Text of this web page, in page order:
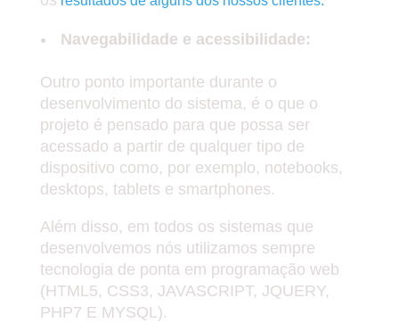
Navegabilidade e acessibilidade:
Outro ponto importante durante o
desenvolvimento do sistema, é o que o
projeto é pensado para que possa ser
acessado a partir de qualquer tipo de
dispositivo como, por exemplo, notebooks,
desktops, tablets e smartphones.
Além disso, em todos os sistemas que
desenvolvemos nós utilizamos sempre
tecnologia de ponta em programação web
(HTML5, CSS3, JAVASCRIPT, JQUERY,
PHP7 E MYSQL).